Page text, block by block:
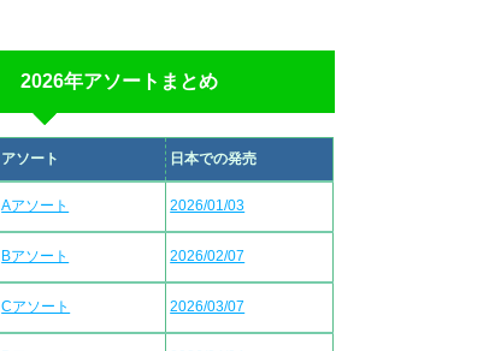
2026年アソートまとめ
アソート 日本での発売
Aアソート 2026/01/03
Bアソート 2026/02/07
Cアソート 2026/03/07